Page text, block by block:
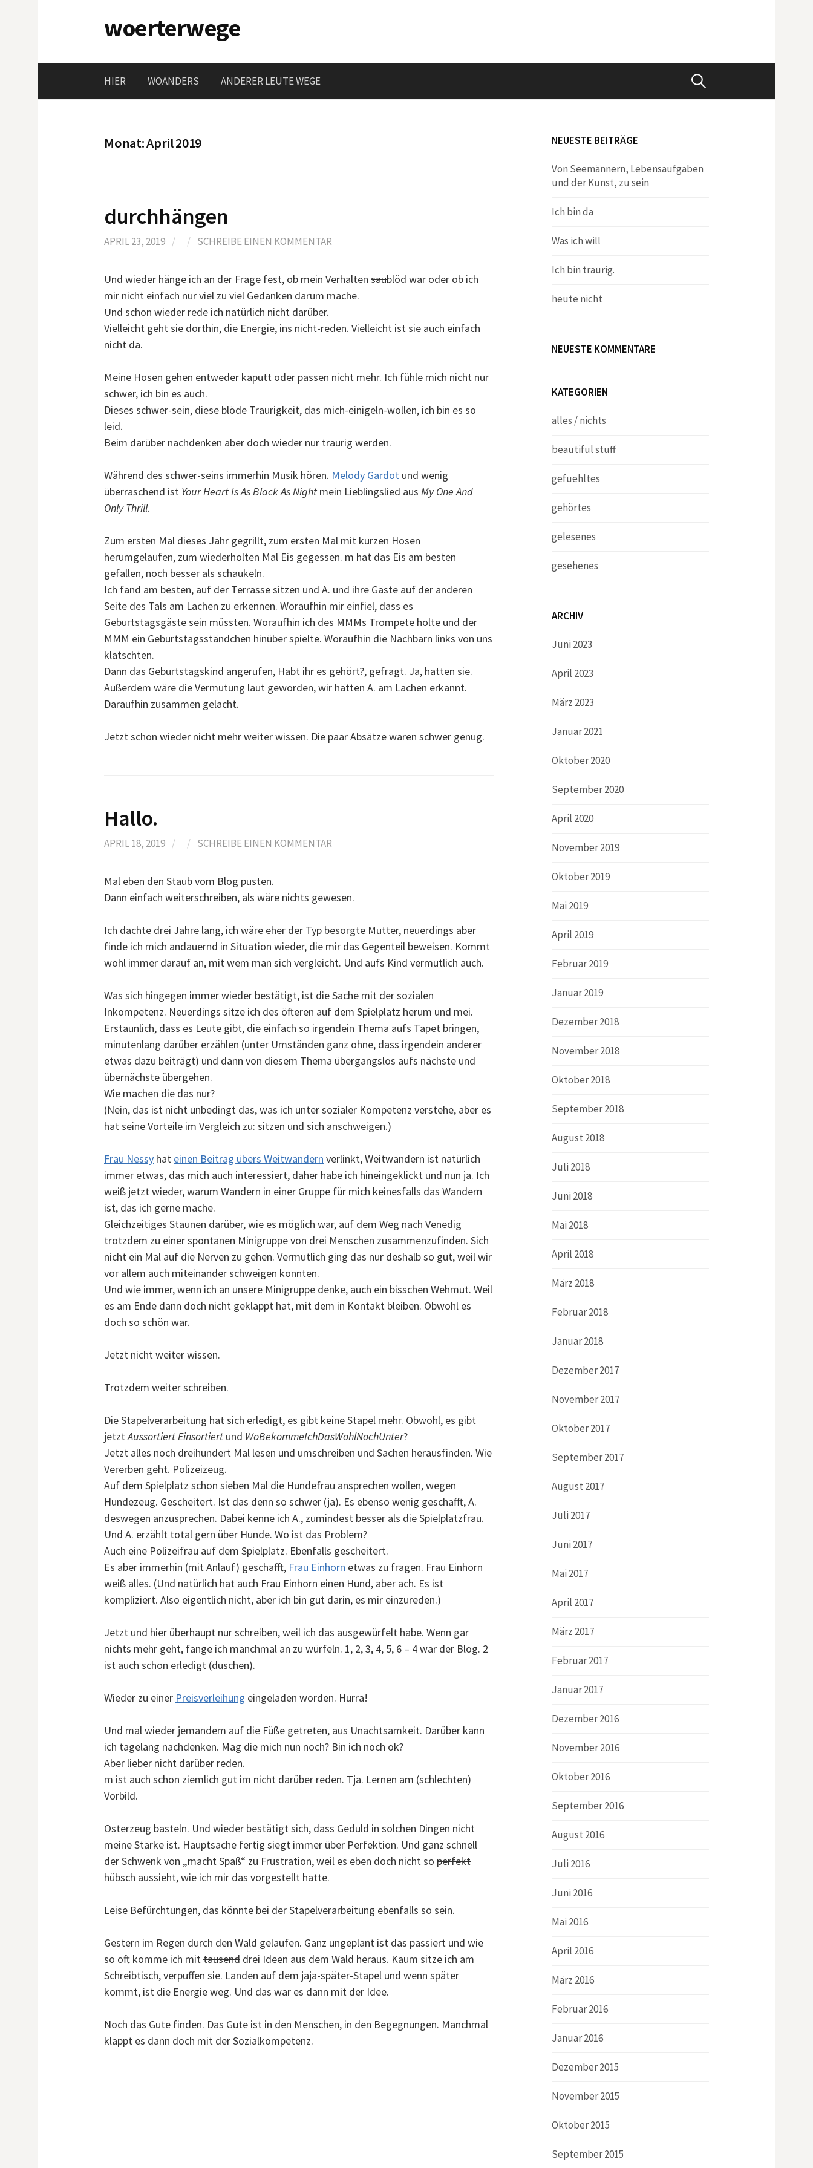
woerterwege
HIER WOANDERS ANDERER LEUTE WEGE Suchen
Monat:April 2019
durchhängen
APRIL 23, 2019 / / SCHREIBE EINEN KOMMENTAR
Und wieder hänge ich an der Frage fest, ob mein Verhalten saublöd war oder ob ich
mir nicht einfach nur viel zu viel Gedanken darum mache.
Und schon wieder rede ich natürlich nicht darüber.
Vielleicht geht sie dorthin, die Energie, ins nicht-reden. Vielleicht ist sie auch einfach
nicht da.
Meine Hosen gehen entweder kaputt oder passen nicht mehr. Ich fühle mich nicht nur
schwer, ich bin es auch.
Dieses schwer-sein, diese blöde Traurigkeit, das mich-einigeln-wollen, ich bin es so
leid.
Beim darüber nachdenken aber doch wieder nur traurig werden.
Während des schwer-seins immerhin Musik hören. Melody Gardot und wenig
überraschend ist Your Heart Is As Black As Night mein Lieblingslied aus My One And
Only Thrill.
Zum ersten Mal dieses Jahr gegrillt, zum ersten Mal mit kurzen Hosen
herumgelaufen, zum wiederholten Mal Eis gegessen. m hat das Eis am besten
gefallen, noch besser als schaukeln.
Ich fand am besten, auf der Terrasse sitzen und A. und ihre Gäste auf der anderen
Seite des Tals am Lachen zu erkennen. Woraufhin mir einfiel, dass es
Geburtstagsgäste sein müssten. Woraufhin ich des MMMs Trompete holte und der
MMM ein Geburtstagsständchen hinüber spielte. Woraufhin die Nachbarn links von uns
klatschten.
Dann das Geburtstagskind angerufen, Habt ihr es gehört?, gefragt. Ja, hatten sie.
Außerdem wäre die Vermutung laut geworden, wir hätten A. am Lachen erkannt.
Daraufhin zusammen gelacht.
Jetzt schon wieder nicht mehr weiter wissen. Die paar Absätze waren schwer genug.
Hallo.
APRIL 18, 2019 / / SCHREIBE EINEN KOMMENTAR
Mal eben den Staub vom Blog pusten.
Dann einfach weiterschreiben, als wäre nichts gewesen.
Ich dachte drei Jahre lang, ich wäre eher der Typ besorgte Mutter, neuerdings aber
finde ich mich andauernd in Situation wieder, die mir das Gegenteil beweisen. Kommt
wohl immer darauf an, mit wem man sich vergleicht. Und aufs Kind vermutlich auch.
Was sich hingegen immer wieder bestätigt, ist die Sache mit der sozialen
Inkompetenz. Neuerdings sitze ich des öfteren auf dem Spielplatz herum und mei.
Erstaunlich, dass es Leute gibt, die einfach so irgendein Thema aufs Tapet bringen,
minutenlang darüber erzählen (unter Umständen ganz ohne, dass irgendein anderer
etwas dazu beiträgt) und dann von diesem Thema übergangslos aufs nächste und
übernächste übergehen.
Wie machen die das nur?
(Nein, das ist nicht unbedingt das, was ich unter sozialer Kompetenz verstehe, aber es
hat seine Vorteile im Vergleich zu: sitzen und sich anschweigen.)
Frau Nessy hat einen Beitrag übers Weitwandern verlinkt, Weitwandern ist natürlich
immer etwas, das mich auch interessiert, daher habe ich hineingeklickt und nun ja. Ich
weiß jetzt wieder, warum Wandern in einer Gruppe für mich keinesfalls das Wandern
ist, das ich gerne mache.
Gleichzeitiges Staunen darüber, wie es möglich war, auf dem Weg nach Venedig
trotzdem zu einer spontanen Minigruppe von drei Menschen zusammenzufinden. Sich
nicht ein Mal auf die Nerven zu gehen. Vermutlich ging das nur deshalb so gut, weil wir
vor allem auch miteinander schweigen konnten.
Und wie immer, wenn ich an unsere Minigruppe denke, auch ein bisschen Wehmut. Weil
es am Ende dann doch nicht geklappt hat, mit dem in Kontakt bleiben. Obwohl es
doch so schön war.
Jetzt nicht weiter wissen.
Trotzdem weiter schreiben.
Die Stapelverarbeitung hat sich erledigt, es gibt keine Stapel mehr. Obwohl, es gibt
jetztAussortiertEinsortiert und WoBekommeIchDasWohlNochUnter?
Jetzt alles noch dreihundert Mal lesen und umschreiben und Sachen herausfinden. Wie
Vererben geht. Polizeizeug.
Auf dem Spielplatz schon sieben Mal die Hundefrau ansprechen wollen, wegen
Hundezeug. Gescheitert. Ist das denn so schwer (ja). Es ebenso wenig geschafft, A.
deswegen anzusprechen. Dabei kenne ich A., zumindest besser als die Spielplatzfrau.
Und A. erzählt total gern über Hunde. Wo ist das Problem?
Auch eine Polizeifrau auf dem Spielplatz. Ebenfalls gescheitert.
Es aber immerhin (mit Anlauf) geschafft, Frau Einhorn etwas zu fragen. Frau Einhorn
weiß alles. (Und natürlich hat auch Frau Einhorn einen Hund, aber ach. Es ist
kompliziert. Also eigentlich nicht, aber ich bin gut darin, es mir einzureden.)
Jetzt und hier überhaupt nur schreiben, weil ich das ausgewürfelt habe. Wenn gar
nichts mehr geht, fange ich manchmal an zu würfeln. 1, 2, 3, 4, 5, 6 – 4 war der Blog. 2
ist auch schon erledigt (duschen).
Wieder zu einer Preisverleihung eingeladen worden. Hurra!
Und mal wieder jemandem auf die Füße getreten, aus Unachtsamkeit. Darüber kann
ich tagelang nachdenken. Mag die mich nun noch? Bin ich noch ok?
Aber lieber nicht darüber reden.
m ist auch schon ziemlich gut im nicht darüber reden. Tja. Lernen am (schlechten)
Vorbild.
Osterzeug basteln. Und wieder bestätigt sich, dass Geduld in solchen Dingen nicht
meine Stärke ist. Hauptsache fertig siegt immer über Perfektion. Und ganz schnell
der Schwenk von „macht Spaß“ zu Frustration, weil es eben doch nicht so perfekt
hübsch aussieht, wie ich mir das vorgestellt hatte.
Leise Befürchtungen, das könnte bei der Stapelverarbeitung ebenfalls so sein.
Gestern im Regen durch den Wald gelaufen. Ganz ungeplant ist das passiert und wie
so oft komme ich mittausend drei Ideen aus dem Wald heraus. Kaum sitze ich am
Schreibtisch, verpuffen sie. Landen auf dem jaja-später-Stapel und wenn später
kommt, ist die Energie weg. Und das war es dann mit der Idee.
Noch das Gute finden. Das Gute ist in den Menschen, in den Begegnungen. Manchmal
klappt es dann doch mit der Sozialkompetenz.
NEUESTE BEITRÄGE
Von Seemännern, Lebensaufgaben
und der Kunst, zu sein
Ich bin da
Was ich will
Ich bin traurig.
heute nicht
NEUESTE KOMMENTARE
KATEGORIEN
alles / nichts
beautiful stuff
gefuehltes
gehörtes
gelesenes
gesehenes
ARCHIV
Juni 2023
April 2023
März 2023
Januar 2021
Oktober 2020
September 2020
April 2020
November 2019
Oktober 2019
Mai 2019
April 2019
Februar 2019
Januar 2019
Dezember 2018
November 2018
Oktober 2018
September 2018
August 2018
Juli 2018
Juni 2018
Mai 2018
April 2018
März 2018
Februar 2018
Januar 2018
Dezember 2017
November 2017
Oktober 2017
September 2017
August 2017
Juli 2017
Juni 2017
Mai 2017
April 2017
März 2017
Februar 2017
Januar 2017
Dezember 2016
November 2016
Oktober 2016
September 2016
August 2016
Juli 2016
Juni 2016
Mai 2016
April 2016
März 2016
Februar 2016
Januar 2016
Dezember 2015
November 2015
Oktober 2015
September 2015